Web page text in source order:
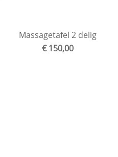
Massagetafel 2 delig
€ 150,00